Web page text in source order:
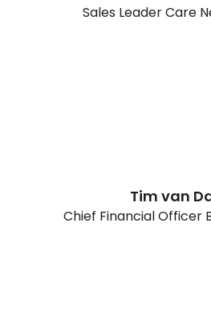
Sales Leader Care
Tim van
Chief Financial Officer